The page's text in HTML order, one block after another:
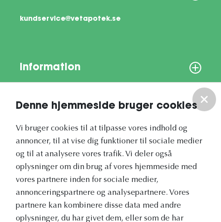
Denne hjemmeside bruger cookies
Vi bruger cookies til at tilpasse vores indhold og
annoncer, til at vise dig funktioner til sociale medier
og til at analysere vores trafik. Vi deler også
oplysninger om din brug af vores hjemmeside med
vores partnere inden for sociale medier,
annonceringspartnere og analysepartnere. Vores
partnere kan kombinere disse data med andre
oplysninger, du har givet dem, eller som de har
kundservice@vetapotek.se
Information
Vores nyhedsbrev
Vetapotek.dk er en del af
Evidensia